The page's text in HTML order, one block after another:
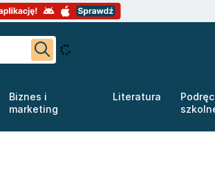
Biznes i
marketing
Literatura